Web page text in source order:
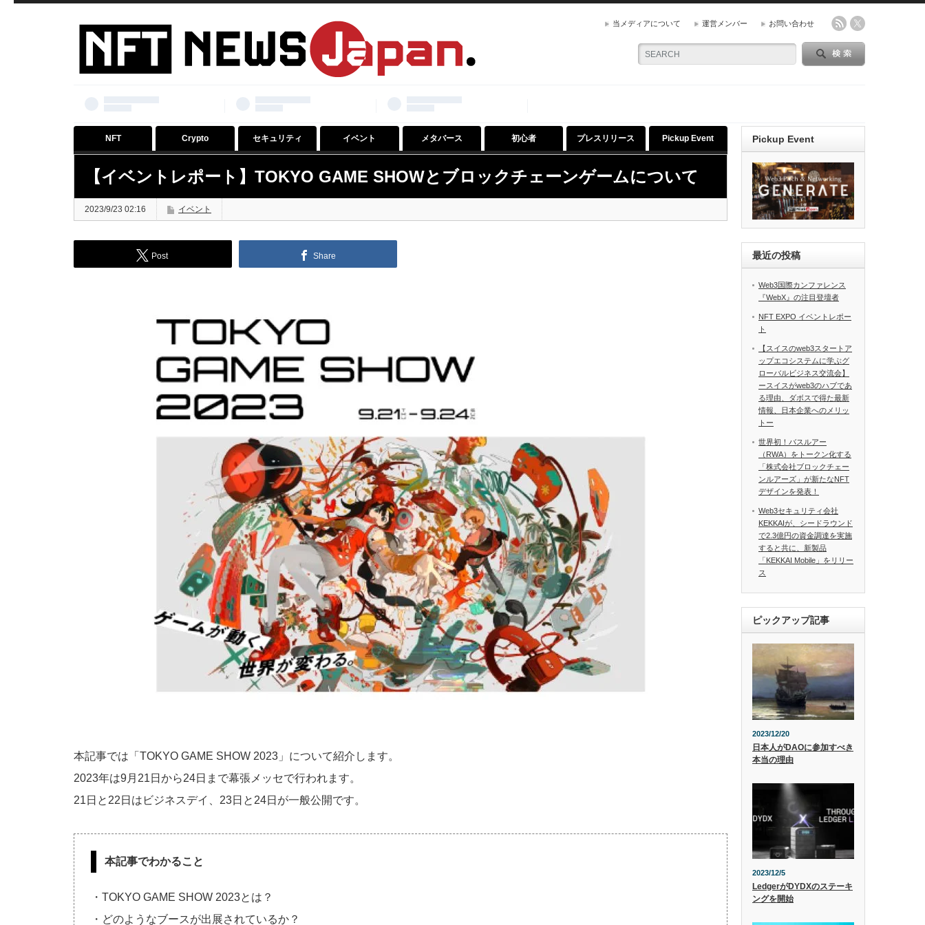
当メディアについて 運営メンバー お問い合わせ
NFT Crypto セキュリティ イベント メタバース 初心者 プレスリリース Pickup Event
【イベントレポート】TOKYO GAME SHOWとブロックチェーンゲームについて
2023/9/23 02:16 イベント
Post Share
本記事では「TOKYO GAME SHOW 2023」について紹介します。
2023年は9月21日から24日まで幕張メッセで行われます。
21日と22日はビジネスデイ、23日と24日が一般公開です。
本記事でわかること
・TOKYO GAME SHOW 2023とは？
・どのようなブースが出展されているか？
Pickup Event
最近の投稿
Web3国際カンファレンス
『WebX』の注目登壇者
NFT EXPO イベントレポー
ト
【スイスのweb3スタートア
ップエコシステムに学ぶグ
ローバルビジネス交流会】
ースイスがweb3のハブであ
る理由、ダボスで得た最新
情報、日本企業へのメリッ
トー
世界初！バスルアー
（RWA）をトークン化する
「株式会社ブロックチェー
ンルアーズ」が新たなNFT
デザインを発表！
Web3セキュリティ会社
KEKKAIが、シードラウンド
で2.3億円の資金調達を実施
すると共に、新製品
「KEKKAI Mobile」をリリー
ス
ピックアップ記事
2023/12/20
日本人がDAOに参加すべき
本当の理由
2023/12/5
LedgerがDYDXのステーキ
ングを開始